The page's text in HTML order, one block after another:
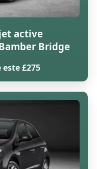
active
Bridge
£275